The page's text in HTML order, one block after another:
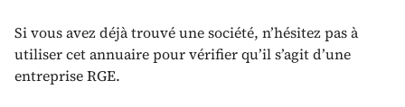
Si vous avez déjà trouvé une société, n’hésitez pas à
utiliser cet annuaire pour vérifier qu’il s’agit d’une
entreprise RGE.